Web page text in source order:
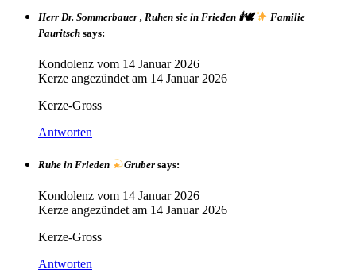
Herr Dr. Sommerbauer , Ruhen sie in Frieden 🕯🕊
Familie
Pauritsch says:
Kondolenz vom 14 Januar 2026
Kerze angezündet am 14 Januar 2026
Kerze-Gross
Antworten
Ruhe in Frieden Gruber says:
Kondolenz vom 14 Januar 2026
Kerze angezündet am 14 Januar 2026
Kerze-Gross
Antworten